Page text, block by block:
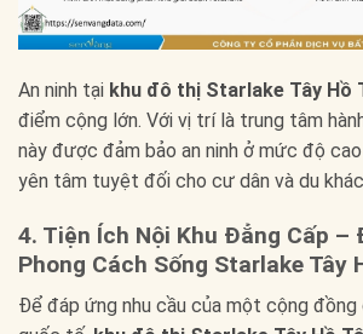
An ninh tại khu đô thị Starlake Tây Hồ
điểm cộng lớn. Với vị trí là trung tâm
này được đảm bảo an ninh ở mức độ
yên tâm tuyệt đối cho cư dân và du
4. Tiện Ích Nội Khu Đẳng Cấp –
Phong Cách Sống Starlake Tây
Để đáp ứng nhu cầu của một cộng đồng